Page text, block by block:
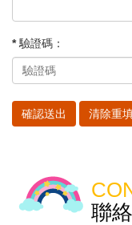
* 驗證碼：
聯